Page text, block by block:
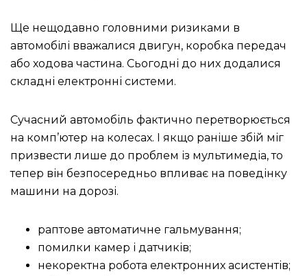
Ще нещодавно головними ризиками в
автомобілі вважалися двигун, коробка передач
або ходова частина. Сьогодні до них додалися
складні електронні системи.
Сучасний автомобіль фактично перетворюється
на комп’ютер на колесах. І якщо раніше збій міг
призвести лише до проблем із мультимедіа, то
тепер він безпосередньо впливає на поведінку
машини на дорозі.
раптове автоматичне гальмування;
помилки камер і датчиків;
некоректна робота електронних асистентів;